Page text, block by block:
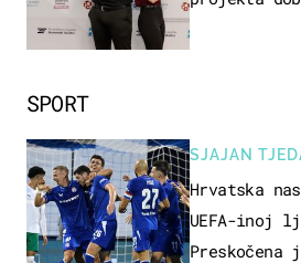
SPORT
SJAJAN
Hrvatska
UEFA-inoj